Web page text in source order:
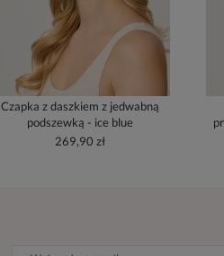
Czapka z daszkiem z jedwabną
podszewką - ice blue
269,90 zł